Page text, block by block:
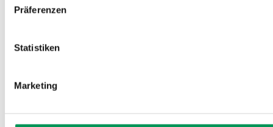
Präferenzen
Statistiken
Marketing